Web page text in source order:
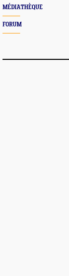
MÉDIATHÈQUE
FORUM